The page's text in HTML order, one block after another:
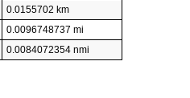
0.0155702 km
0.0096748737 mi
0.0084072354 nmi